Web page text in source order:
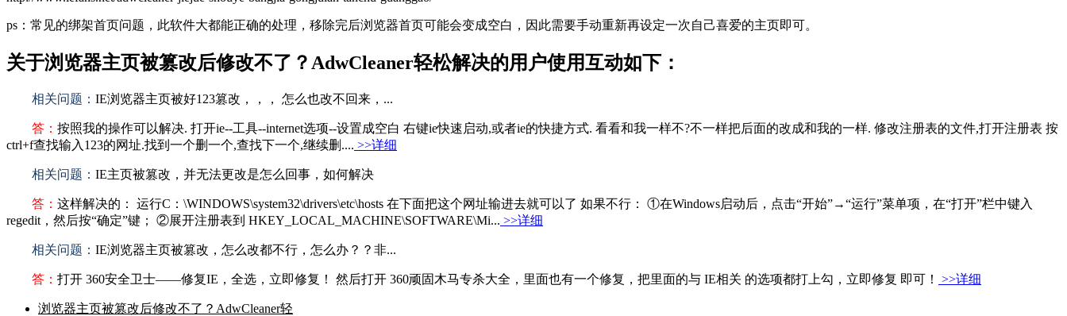
ps：常见的绑架首页问题，此软件大都能正确的处理，移除完后浏览器首页可能会变成空白，因此需要手动重新再设定一次自己喜爱的主页即可。
关于浏览器主页被篡改后修改不了？AdwCleaner轻松解决的用户使用互动如下：
相关问题： IE浏览器主页被好123篡改，，， 怎么也改不回来，...
答： 按照我的操作可以解决. 打开ie--工具--internet选项--设置成空白 右键ie快速启动,或者ie的快捷方式. 看看和我一样不?不一样把后面的改成和我的一样. 修改注册表的文件,打开注册表 按
ctrl+f查找输入123的网址.找到一个删一个,查找下一个,继续删.... >>详细
相关问题： IE主页被篡改，并无法更改是怎么回事，如何解决
答： 这样解决的： 运行C：\WINDOWS\system32\drivers\etc\hosts 在下面把这个网址输进去就可以了 如果不行： ①在Windows启动后，点击“开始”→“运行”菜单项，在“打开”栏中键入
regedit，然后按“确定”键； ②展开注册表到 HKEY_LOCAL_MACHINE\SOFTWARE\Mi... >>详细
相关问题： IE浏览器主页被篡改，怎么改都不行，怎么办？？非...
答： 打开 360安全卫士——修复IE，全选，立即修复！ 然后打开 360顽固木马专杀大全，里面也有一个修复，把里面的与 IE相关 的选项都打上勾，立即修复 即可！ >>详细
浏览器主页被篡改后修改不了？AdwCleaner轻